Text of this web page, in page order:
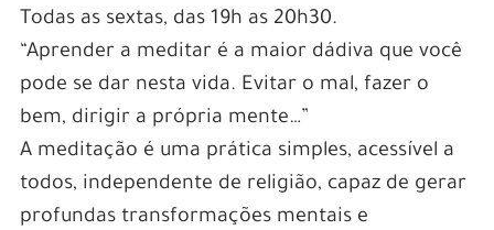
Todas as sextas, das 19h as 20h30.
“Aprender a meditar é a maior dádiva que você
pode se dar nesta vida. Evitar o mal, fazer o
bem, dirigir a própria mente…”
A meditação é uma prática simples, acessível a
todos, independente de religião, capaz de gerar
profundas transformações mentais e